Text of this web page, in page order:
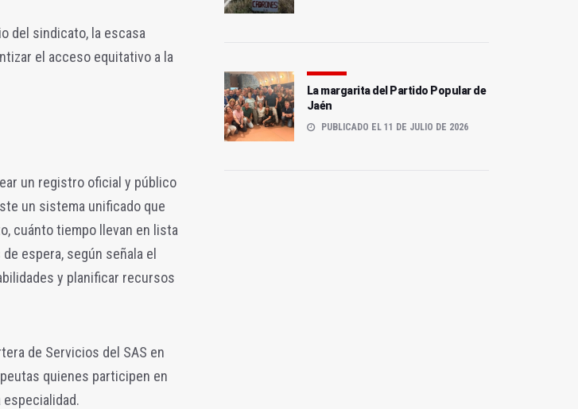
del sindicato, la escasa
el acceso equitativo a la
un registro oficial y público
un sistema unificado que
cuánto tiempo llevan en lista
espera, según señala el
y planificar recursos
de Servicios del SAS en
quienes participen en
La margarita del Partido Popular de
Jaén
PUBLICADO EL 11 DE JULIO DE 2026